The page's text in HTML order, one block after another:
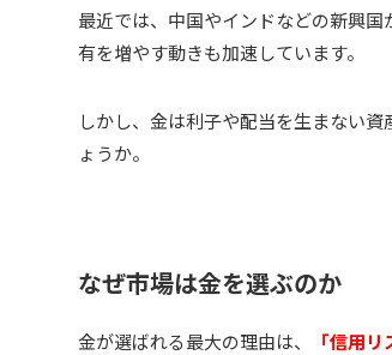
最近では、中国やインドなどの新興
有を増やす動きも加速しています。
しかし、金は利子や配当を生まない
ょうか。
なぜ市場は金を選ぶのか
金が選ばれる最大の理由は、 「信用